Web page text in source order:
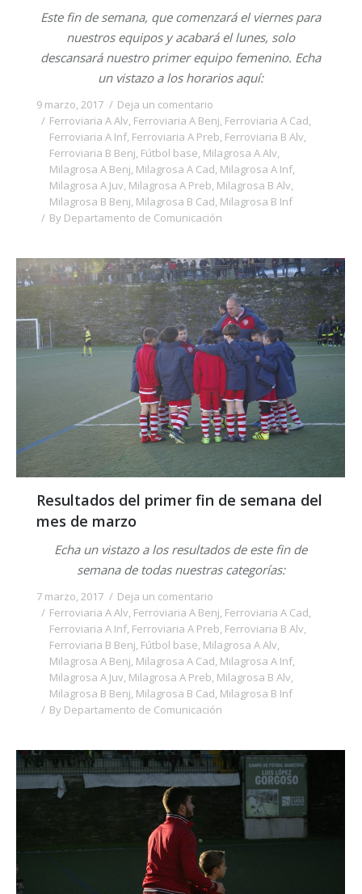
Este fin de semana, que comenzará el viernes para
nuestros equipos y acabará el lunes, solo
descansará nuestro primer equipo femenino. Echa
un vistazo a los horarios aquí:
9 marzo, 2017
Deja un comentario
Ferroviaria A Alv, Ferroviaria A Benj, Ferroviaria A Cad,
Ferroviaria A Inf, Ferroviaria A Preb, Ferroviaria B Alv,
Ferroviaria B Benj, Fútbol base, Milagrosa A Alv,
Milagrosa A Benj, Milagrosa A Cad, Milagrosa A Inf,
Milagrosa A Juv, Milagrosa A Preb, Milagrosa B Alv,
Milagrosa B Benj, Milagrosa B Cad, Milagrosa B Inf
By Departamento de Comunicación
Resultados del primer fin de semana del
mes de marzo
Echa un vistazo a los resultados de este fin de
semana de todas nuestras categorías:
7 marzo, 2017
Deja un comentario
Ferroviaria A Alv, Ferroviaria A Benj, Ferroviaria A Cad,
Ferroviaria A Inf, Ferroviaria A Preb, Ferroviaria B Alv,
Ferroviaria B Benj, Fútbol base, Milagrosa A Alv,
Milagrosa A Benj, Milagrosa A Cad, Milagrosa A Inf,
Milagrosa A Juv, Milagrosa A Preb, Milagrosa B Alv,
Milagrosa B Benj, Milagrosa B Cad, Milagrosa B Inf
By Departamento de Comunicación